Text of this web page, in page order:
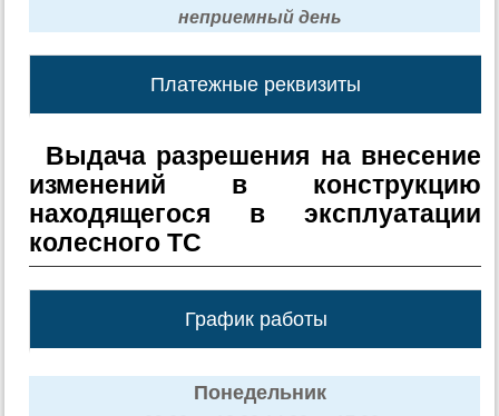
неприемный день
Платежные реквизиты
Выдача разрешения на внесение
изменений в конструкцию
находящегося в эксплуатации
колесного ТС
График работы
Понедельник